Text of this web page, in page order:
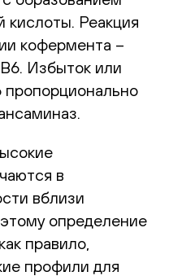
кислоты. Реакция
кофермента –
Избыток или
пропорционально
в
вблизи
определение
правило,
профили для